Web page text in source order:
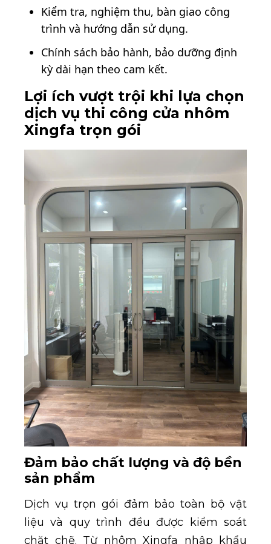
Kiểm tra, nghiệm thu, bàn giao công
trình và hướng dẫn sử dụng.
Chính sách bảo hành, bảo dưỡng định
kỳ dài hạn theo cam kết.
Lợi ích vượt trội khi lựa chọn
dịch vụ thi công cửa nhôm
Xingfa trọn gói
Đảm bảo chất lượng và độ bền
sản phẩm
Dịch vụ trọn gói đảm bảo toàn bộ vật
liệu và quy trình đều được kiểm soát
chặt chẽ. Từ nhôm Xingfa nhập khẩu